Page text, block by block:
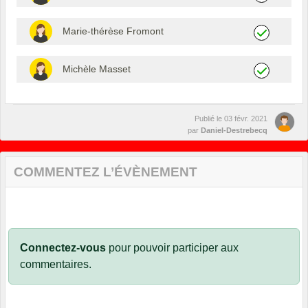
Marie-thérèse Fromont
Michèle Masset
Publié le 03 févr. 2021
par Daniel-Destrebecq
COMMENTEZ L’ÉVÈNEMENT
Connectez-vous pour pouvoir participer aux
commentaires.